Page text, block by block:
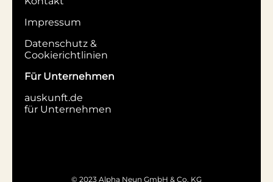
Impressum
Datenschutz &
Cookierichtlinien
Für Unternehmen
auskunft.de
für Unternehmen
© 2023 Alpha Neun GmbH & Co. KG